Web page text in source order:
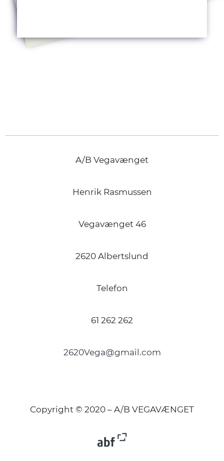
A/B Vegavænget
Henrik Rasmussen
Vegavænget 46
2620 Albertslund
Telefon
61 262 262
2620Vega@gmail.com
Copyright © 2020 – A/B VEGAVÆNGET